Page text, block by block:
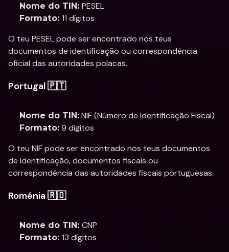
Nome do TIN: PESEL
Formato: 11 dígitos
O teu PESEL pode ser encontrado nos teus
documentos de identificação ou correspondência
oficial das autoridades polacas.
Portugal 🇵🇹
Nome do TIN: NIF (Número de Identificação Fiscal)
Formato: 9 dígitos
O teu NIF pode ser encontrado nos teus documentos
de identificação, documentos fiscais ou
correspondência das autoridades fiscais portuguesas.
Roménia 🇷🇴
Nome do TIN: CNP
Formato: 13 dígitos